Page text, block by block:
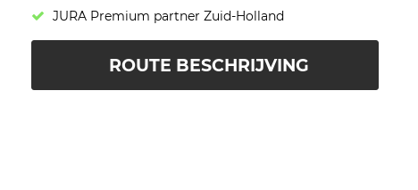
JURA Premium partner Zuid-Holland
ROUTE BESCHRIJVING